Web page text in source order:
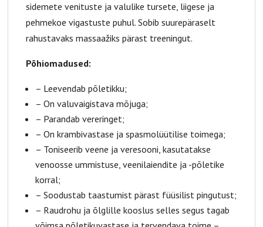
sidemete venituste ja valulike tursete, liigese ja
pehmekoe vigastuste puhul. Sobib suurepäraselt
rahustavaks massaažiks pärast treeningut.
Põhiomadused:
– Leevendab põletikku;
– On valuvaigistava mõjuga;
– Parandab vereringet;
– On krambivastase ja spasmolüütilise toimega;
– Toniseerib veene ja veresooni, kasutatakse
venoosse ummistuse, veenilaiendite ja -põletike
korral;
– Soodustab taastumist pärast füüsilist pingutust;
– Raudrohu ja õlglille kooslus selles segus tagab